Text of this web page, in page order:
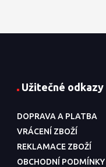
Užitečné odkazy
DOPRAVA A PLATBA
VRÁCENÍ ZBOŽÍ
REKLAMACE ZBOŽÍ
OBCHODNÍ PODMÍNKY